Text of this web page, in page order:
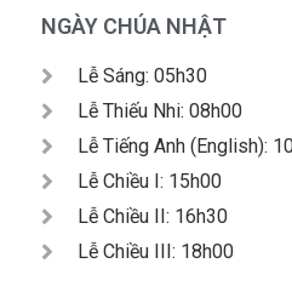
NGÀY CHÚA NHẬT
Lễ Sáng: 05h30
Lễ Thiếu Nhi: 08h00
Lễ Tiếng Anh (English):
Lễ Chiều I: 15h00
Lễ Chiều II: 16h30
Lễ Chiều III: 18h00